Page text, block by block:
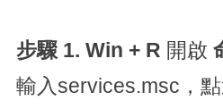
步驟 1. Win + R 開啟
輸入services.msc，